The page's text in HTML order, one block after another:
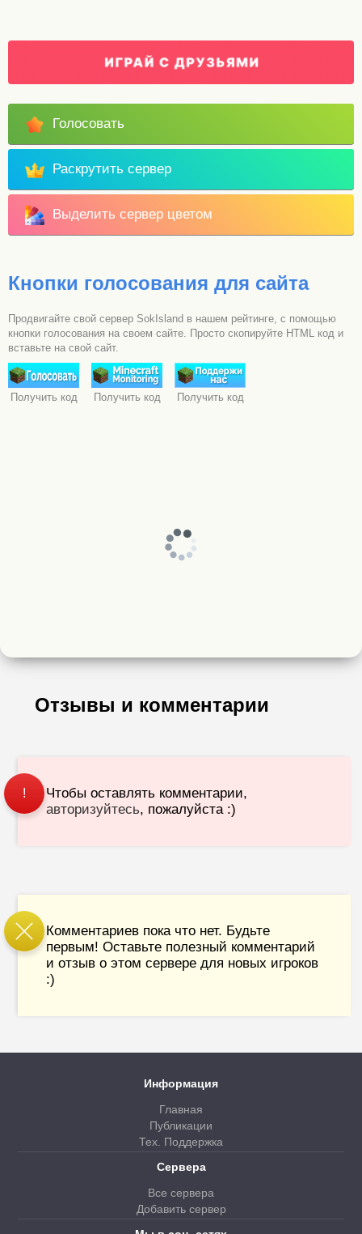
Голосовать
Раскрутить сервер
Выделить сервер цветом
Кнопки голосования для сайта
Продвигайте свой сервер SokIsland в нашем рейтинге, с помощью
кнопки голосования на своем сайте. Просто скопируйте HTML код и
вставьте на свой сайт.
Получить код Получить код Получить код
Отзывы и комментарии
!
Чтобы оставлять комментарии,
авторизуйтесь, пожалуйста :)
Комментариев пока что нет. Будьте
первым! Оставьте полезный комментарий
и отзыв о этом сервере для новых игроков
:)
Информация
Главная
Публикации
Тех. Поддержка
Сервера
Все сервера
Добавить сервер